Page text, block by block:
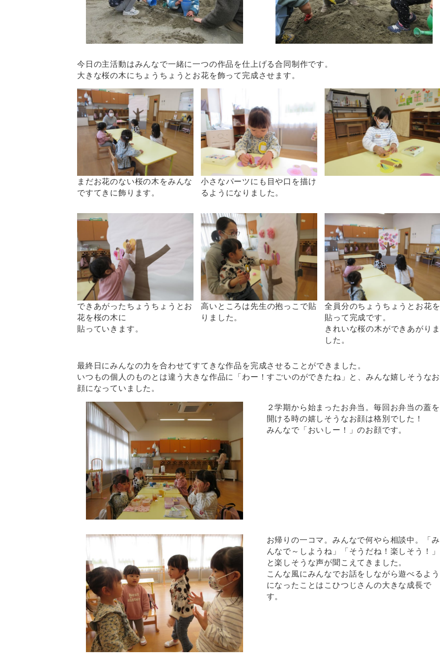
今日の主活動はみんなで一緒に一つの作品を仕上げる合同制作です。
大きな桜の木にちょうちょうとお花を飾って完成させます。
まだお花のない桜の木をみんな
ですてきに飾ります。
小さなパーツにも目や口を描け
るようになりました。
できあがったちょうちょうとお
花を桜の木に
貼っていきます。
高いところは先生の抱っこで貼
りました。
全員分のちょうちょうとお花を
貼って完成です。
きれいな桜の木ができあがりま
した。
最終日にみんなの力を合わせてすてきな作品を完成させることができました。
いつもの個人のものとは違う大きな作品に「わー！すごいのができたね」と、みんな嬉しそうなお
顔になっていました。
２学期から始まったお弁当。毎回お弁当の蓋を
開ける時の嬉しそうなお顔は格別でした！
みんなで「おいしー！」のお顔です。
お帰りの一コマ。みんなで何やら相談中。「み
んなで～しようね」「そうだね！楽しそう！」
と楽しそうな声が聞こえてきました。
こんな風にみんなでお話をしながら遊べるよう
になったことはこひつじさんの大きな成長で
す。